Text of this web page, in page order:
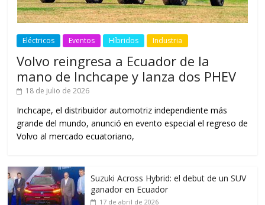
Eléctricos Eventos Híbridos Industria
Volvo reingresa a Ecuador de la
mano de Inchcape y lanza dos PHEV
18 de julio de 2026
Inchcape, el distribuidor automotriz independiente más
grande del mundo, anunció en evento especial el regreso de
Volvo al mercado ecuatoriano,
Suzuki Across Hybrid: el debut de un SUV
ganador en Ecuador
17 de abril de 2026